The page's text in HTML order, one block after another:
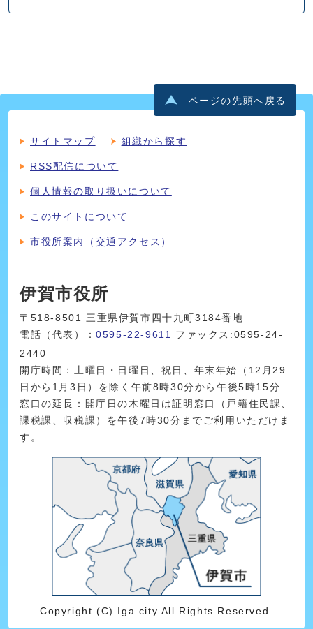
ページの先頭へ戻る
サイトマップ 組織から探す
RSS配信について
個人情報の取り扱いについて
このサイトについて
市役所案内（交通アクセス）
伊賀市役所
〒518-8501 三重県伊賀市四十九町3184番地
電話（代表）：0595-22-9611
ファックス:0595-24-
2440
開庁時間：土曜日・日曜日、祝日、年末年始（12月29
日から1月3日）を除く午前8時30分から午後5時15分
窓口の延長：開庁日の木曜日は証明窓口（戸籍住民課、
課税課、収税課）を午後7時30分までご利用いただけま
す。
Copyright (C) Iga city All Rights Reserved.